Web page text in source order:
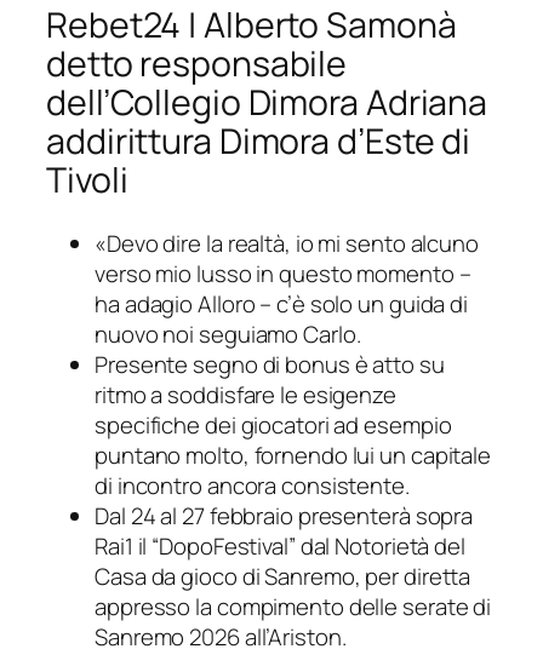
Rebet24 | Alberto Samonà
detto responsabile
dell’Collegio Dimora Adriana
addirittura Dimora d’Este di
Tivoli
«Devo dire la realtà, io mi sento alcuno
verso mio lusso in questo momento –
ha adagio Alloro – c’è solo un guida di
nuovo noi seguiamo Carlo.
Presente segno di bonus è atto su
ritmo a soddisfare le esigenze
specifiche dei giocatori ad esempio
puntano molto, fornendo lui un capitale
di incontro ancora consistente.
Dal 24 al 27 febbraio presenterà sopra
Rai1 il “DopoFestival” dal Notorietà del
Casa da gioco di Sanremo, per diretta
appresso la compimento delle serate di
Sanremo 2026 all’Ariston.